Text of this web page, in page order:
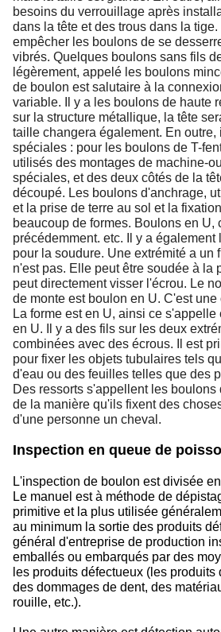
besoins du verrouillage après
dans la tête et des trous dans la
empêcher les boulons de se
vibrés. Quelques boulons sans fils
légèrement, appelé les boulons
de boulon est salutaire à la
variable. Il y a les boulons de haute
sur la structure métallique, la tête
taille changera également. En
spéciales : pour les boulons de T-
utilisés des montages de machine-
spéciales, et des deux côtés de la
découpé. Les boulons d'anchrage,
et la prise de terre au sol et la
beaucoup de formes. Boulons en U,
précédemment. etc. Il y a
pour la soudure. Une extrémité a un
n'est pas. Elle peut être soudée à la
peut directement visser l'écrou. Le
de monte est boulon en U. C'est
La forme est en U, ainsi ce
en U. Il y a des fils sur les deux
combinées avec des écrous. Il est
pour fixer les objets tubulaires tels
d'eau ou des feuilles telles que des
Des ressorts s'appellent les boulons
de la manière qu'ils fixent des
d'une personne un cheval.
Inspection en queue de
L'inspection de boulon est divisée
Le manuel est à méthode de
primitive et la plus utilisée
au minimum la sortie des produits
général d'entreprise de production
emballés ou embarqués par des
les produits défectueux (les produits
des dommages de dent, des
rouille, etc.).